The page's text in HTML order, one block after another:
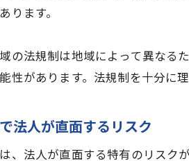
ります。
の法規制は地域によって異なる
性があります。法規制を十分に
法人が直面するリスク
、法人が直面する特有のリスク